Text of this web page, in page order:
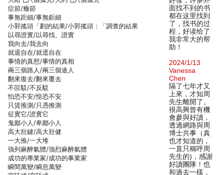
症節/癥節
事無距細/事無鉅細
小郭搖頭「劃的結果/小郭搖頭：「調查的結果
以尋證實/以尋找、證實
我向去/我去向
就退自在/就逕自在
事情的真想/事情的真相
兩三個路人/兩三個途人
翻來復去/翻來覆去
不叵駁/不反駁
怕恐不安/惶恐不安
只賃推測/只憑推測
征實它/證實它
鬼鄙小人/卑鄙小人
高大壯鍵/高大壯健
一大推/一大堆
強列麻醉氣體/強烈麻醉氣體
成功的專業家/成功的事業家
瞬間萬變/瞬息萬變
面找不到的书
都在这里找到
了，找书的过
程，好读给了
我非常大的帮
助！
2024/1/13
Vanessa
Chen
隔了七年才又
上來，才知周
先生離開了。
很高興曾有機
會參與好讀，
透過網路與周
博士共事（真
也才知道的，
一直只稱呼周
先生的)，感謝
好讀團隊！也
和過去一樣，